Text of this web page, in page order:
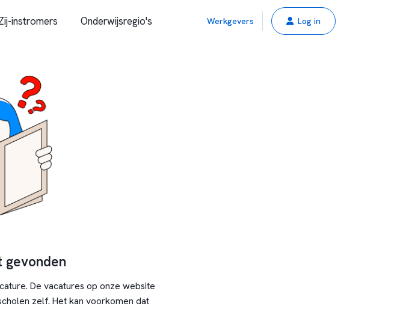
instromers Onderwijsregio's Werkgevers Log in
gevonden
De vacatures op onze website
zelf. Het kan voorkomen dat